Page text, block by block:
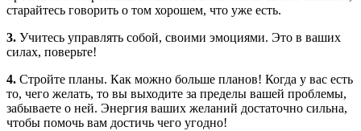
старайтесь говорить о том хорошем, что уже есть.
3. Учитесь управлять собой, своими эмоциями. Это в ваших
силах, поверьте!
4. Стройте планы. Как можно больше планов! Когда у вас есть
то, чего желать, то вы выходите за пределы вашей проблемы,
забываете о ней. Энергия ваших желаний достаточно сильна,
чтобы помочь вам достичь чего угодно!